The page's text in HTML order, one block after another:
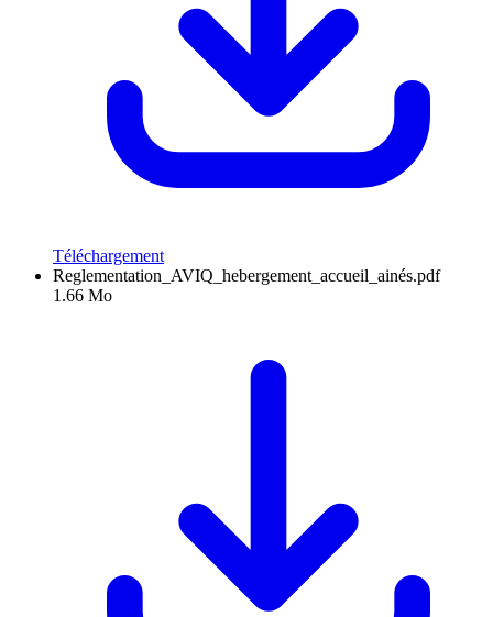
Téléchargement
Reglementation_AVIQ_hebergement_accueil_ainés.pdf
1.66 Mo